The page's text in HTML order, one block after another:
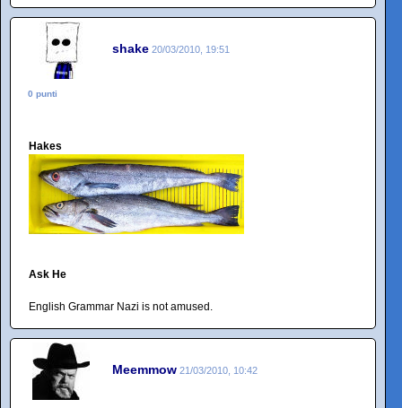
shake 20/03/2010, 19:51
0 punti
Hakes
Ask He
English Grammar Nazi is not amused.
Meemmow 21/03/2010, 10:42